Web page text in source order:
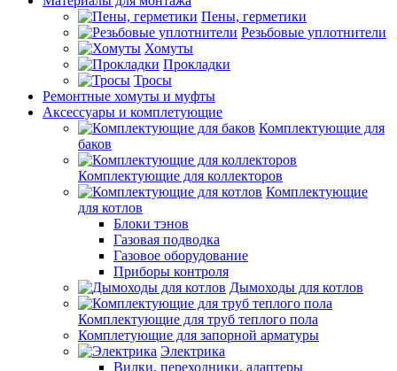
Пены, герметики
Резьбовые уплотнители
Хомуты
Прокладки
Тросы
Ремонтные хомуты и муфты
Аксессуары и комплетующие
Комплектующие для
баков
Комплектующие для коллекторов
Комплектующие
для котлов
Блоки тэнов
Газовая подводка
Газовое оборудование
Приборы контроля
Дымоходы для котлов
Комплектующие для труб теплого пола
Комплетующие для запорной арматуры
Электрика
Вилки, переходники, адаптеры